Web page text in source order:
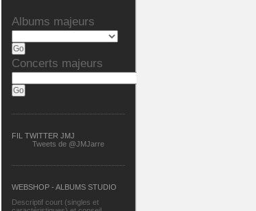
Albums majeurs
Concerts majeurs
FIL TWITTER JMJ
Tweets de @JMJarre
WEBSHOP - ALBUMS STUDIO
Descriptif court (singles et